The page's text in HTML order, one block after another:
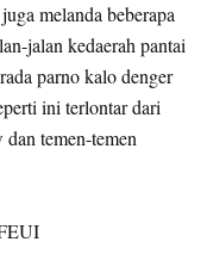
melanda beberapa
jalan kedaerah pantai
parno kalo denger
ini terlontar dari
temen-temen